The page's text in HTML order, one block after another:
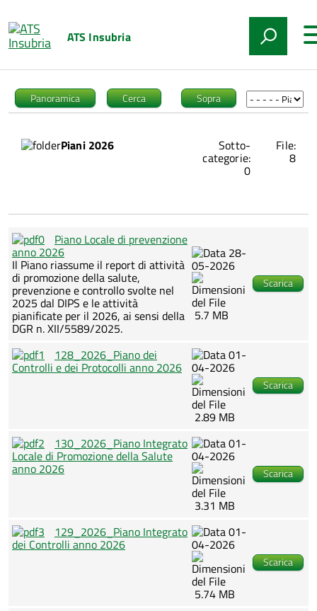
ATS Insubria
Panoramica Cerca Sopra
Piani 2026 Sotto-
categorie:
0
File:
8
Piano Locale di prevenzione
anno 2026
Il Piano riassume il report di attività
di promozione della salute,
prevenzione e controllo svolte nel
2025 dal DIPS e le attività
pianificate per il 2026, ai sensi della
DGR n. XII/5589/2025.
28-
05-2026
5.7 MB
Scarica
128_2026_Piano dei
Controlli e dei Protocolli anno 2026
01-
04-2026
2.89 MB
Scarica
130_2026_Piano Integrato
Locale di Promozione della Salute
anno 2026
01-
04-2026
3.31 MB
Scarica
129_2026_Piano Integrato
dei Controlli anno 2026
01-
04-2026
5.74 MB
Scarica